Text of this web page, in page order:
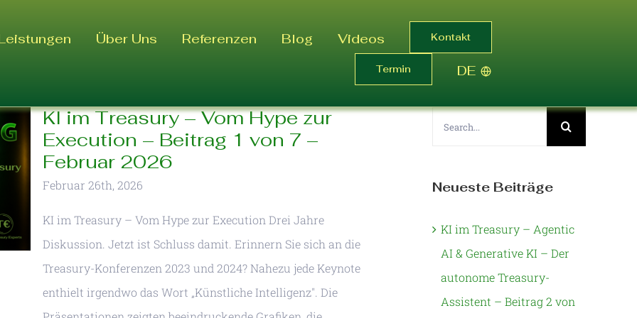
Über Uns Referenzen Blog Videos Kontakt
Termin DE
KI im Treasury – Vom Hype zur
Execution – Beitrag 1 von 7 –
Februar 2026
Februar 26th, 2026
KI im Treasury – Vom Hype zur Execution Drei Jahre
Diskussion. Jetzt ist Schluss damit. Erinnern Sie sich an die
Treasury-Konferenzen 2023 und 2024? Nahezu jede Keynote
enthielt irgendwo das Wort „Künstliche Intelligenz". Die
Neueste Beiträge
KI im Treasury – Agentic
AI & Generative KI – Der
autonome Treasury-
Assistent – Beitrag 2 von